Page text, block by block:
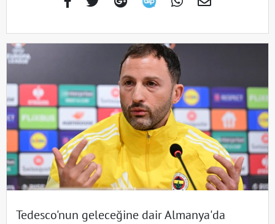
Tedesco'nun geleceğine dair Almanya'da